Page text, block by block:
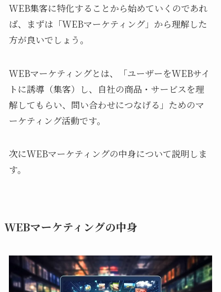
WEB集客に特化することから始めていくのであれ
ば、まずは「WEBマーケティング」から理解した
方が良いでしょう。
WEBマーケティングとは、「ユーザーをWEBサイ
トに誘導（集客）し、自社の商品・サービスを理
解してもらい、問い合わせにつなげる」ためのマ
ーケティング活動です。
次にWEBマーケティングの中身について説明しま
す。
WEBマーケティングの中身